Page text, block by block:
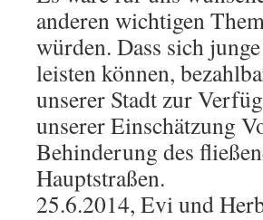
anderen wichtigen
würden. Dass sich
leisten können,
unserer Stadt zur
unserer Einschätzung
Behinderung des
Hauptstraßen.
25.6.2014, Evi und